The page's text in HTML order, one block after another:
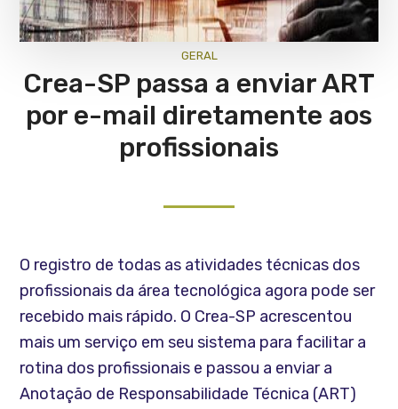
GERAL
Crea-SP passa a enviar ART
por e-mail diretamente aos
profissionais
O registro de todas as atividades técnicas dos
profissionais da área tecnológica agora pode ser
recebido mais rápido. O Crea-SP acrescentou
mais um serviço em seu sistema para facilitar a
rotina dos profissionais e passou a enviar a
Anotação de Responsabilidade Técnica (ART)